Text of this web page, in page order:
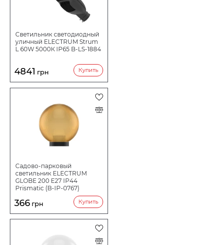
Светильник светодиодный
уличный ELECTRUM Strum
L 60W 5000К IP65 B-LS-1884
4841 грн Купить
Садово-парковый
светильник ELECTRUM
GLOBE 200 E27 IP44
Prismatic (B-IP-0767)
366 грн Купить